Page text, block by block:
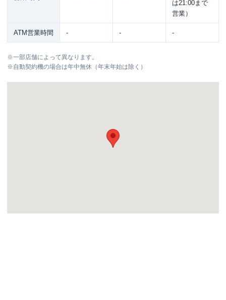
は21:00まで
営業）
ATM営業時間 - - -
※一部店舗によって異なります。
※自動契約機の場合は年中無休（年末年始は除く）